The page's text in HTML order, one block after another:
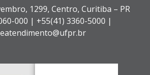
1299, Centro, Curitiba – PR
000 | +55(41) 3360-5000 |